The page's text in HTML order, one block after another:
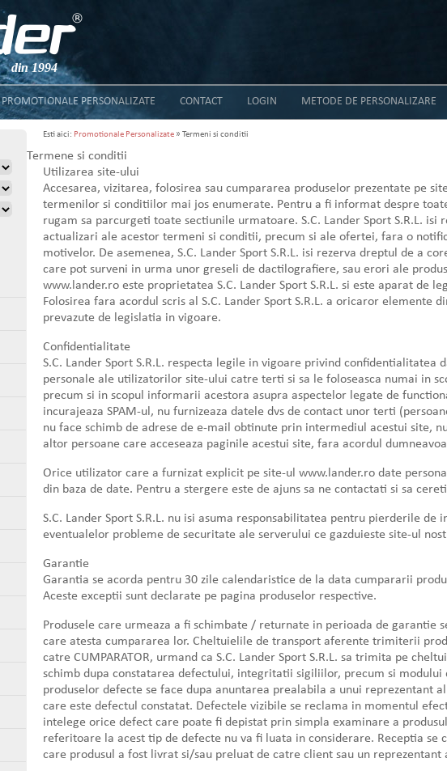
din 1994
PROMOTIONALE PERSONALIZATE CONTACT LOGIN METODE DE PERSONALIZARE
Esti aici: Promotionale Personalizate » Termeni si conditii
Termene si conditii
Utilizarea site-ului
Accesarea, vizitarea, folosirea sau cumpararea produselor prezentate pe
termenilor si conditiilor mai jos enumerate. Pentru a fi informat despre
rugam sa parcurgeti toate sectiunile urmatoare. S.C. Lander Sport S.R.L.
actualizari ale acestor termeni si conditii, precum si ale ofertei, fara o
motivelor. De asemenea, S.C. Lander Sport S.R.L. isi rezerva dreptul de a
care pot surveni in urma unor greseli de dactilografiere, sau erori ale
www.lander.ro este proprietatea S.C. Lander Sport S.R.L. si este aparat de
Folosirea fara acordul scris al S.C. Lander Sport S.R.L. a oricaror elemente
prevazute de legislatia in vigoare.
Confidentialitate
S.C. Lander Sport S.R.L. respecta legile in vigoare privind confidentialitatea
personale ale utilizatorilor site-ului catre terti si sa le foloseasca numai in
precum si in scopul informarii acestora asupra aspectelor legate de
incurajeaza SPAM-ul, nu furnizeaza datele dvs de contact unor terti
nu face schimb de adrese de e-mail obtinute prin intermediul acestui site,
altor persoane care acceseaza paginile acestui site, fara acordul
Orice utilizator care a furnizat explicit pe site-ul www.lander.ro date
din baza de date. Pentru a stergere este de ajuns sa ne contactati si sa
S.C. Lander Sport S.R.L. nu isi asuma responsabilitatea pentru pierderile
eventualelor probleme de securitate ale serverului ce gazduieste site-ul
Garantie
Garantia se acorda pentru 30 zile calendaristice de la data cumpararii
Aceste exceptii sunt declarate pe pagina produselor respective.
Produsele care urmeaza a fi schimbate / returnate in perioada de garantie
care atesta cumpararea lor. Cheltuielile de transport aferente trimiterii
catre CUMPARATOR, urmand ca S.C. Lander Sport S.R.L. sa trimita pe
schimb dupa constatarea defectului, integritatii sigiliilor, precum si
produselor defecte se face dupa anuntarea prealabila a unui reprezentant al
care este defectul constatat. Defectele vizibile se reclama in momentul
intelege orice defect care poate fi depistat prin simpla examinare a
referitoare la acest tip de defecte nu va fi luata in considerare. Receptia se
care produsul a fost livrat si/sau preluat de catre client sau un reprezentant